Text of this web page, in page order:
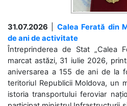
31.07.2026
Calea Ferată din
de ani de activitate
Întreprinderea de Stat „Calea
marcat astăzi, 31 iulie 2026,
aniversarea a 155 de ani de la
teritoriul Republicii Moldova, un
istoria transportului feroviar